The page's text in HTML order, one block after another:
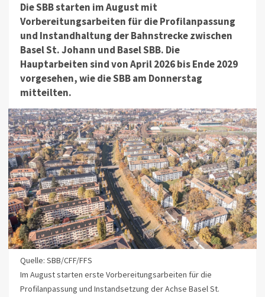
Die SBB starten im August mit
Vorbereitungsarbeiten für die Profilanpassung
und Instandhaltung der Bahnstrecke zwischen
Basel St. Johann und Basel SBB. Die
Hauptarbeiten sind von April 2026 bis Ende 2029
vorgesehen, wie die SBB am Donnerstag
mitteilten.
Quelle: SBB/CFF/FFS
Im August starten erste Vorbereitungsarbeiten für die
Profilanpassung und Instandsetzung der Achse Basel St.